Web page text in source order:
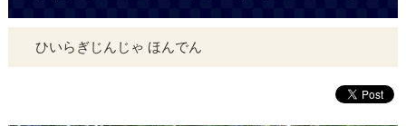
ひいらぎじんじゃ ほんでん